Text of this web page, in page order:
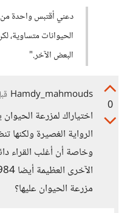
دعني أقتبس واحدة من
الحيوانات متساوية،
البعض الآخر."
0
Hamdy_mahmouds قبل
اختياراك لمزرعة
الرواية الغصيرة ولكنها
وخاصة أن أغلب القراء
مزرعة الحيوان عليها؟